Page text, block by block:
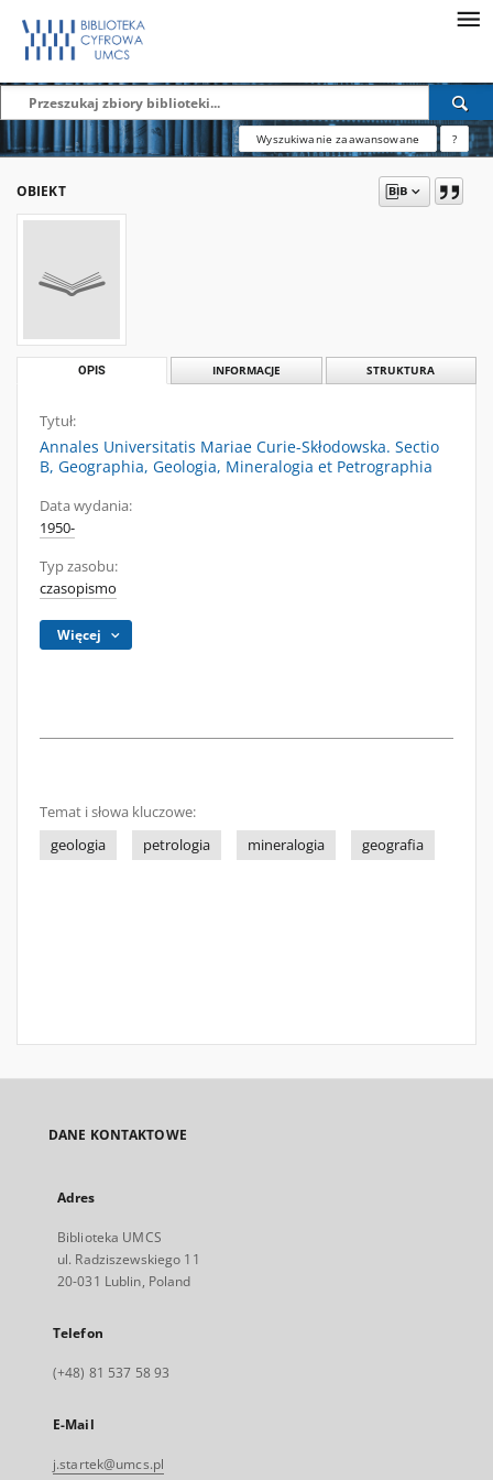
Wyszukiwanie zaawansowane ?
OBIEKT
OPIS INFORMACJE STRUKTURA
Tytuł:
Annales Universitatis Mariae Curie-Skłodowska. Sectio
B, Geographia, Geologia, Mineralogia et Petrographia
Data wydania:
1950-
Typ zasobu:
czasopismo
Więcej
Temat i słowa kluczowe:
geologia
petrologia mineralogia geografia
DANE KONTAKTOWE
Adres
Biblioteka UMCS
ul. Radziszewskiego 11
20-031 Lublin, Poland
Telefon
(+48) 81 537 58 93
E-Mail
j.startek@umcs.pl